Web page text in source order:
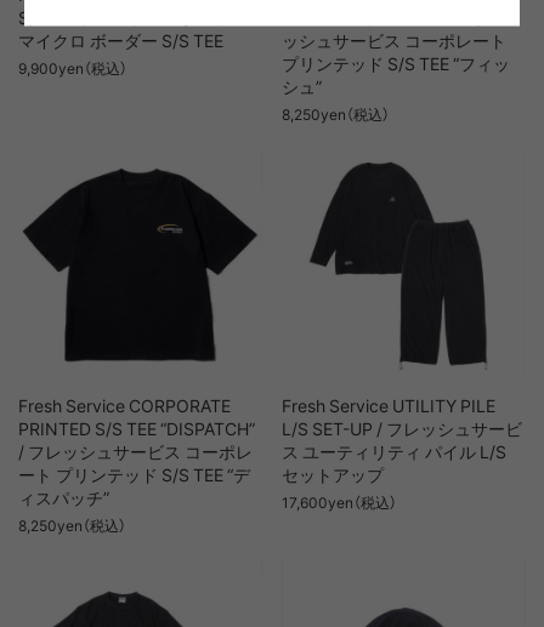
S/S TEE / フレッシュサービス
マイクロ ボーダー S/S TEE
9,900yen（税込）
ッシュサービス コーポレート
プリンテッド S/S TEE “フィッ
シュ”
8,250yen（税込）
Fresh Service CORPORATE
PRINTED S/S TEE “DISPATCH”
/ フレッシュサービス コーポレ
ート プリンテッド S/S TEE “デ
ィスパッチ”
8,250yen（税込）
Fresh Service UTILITY PILE
L/S SET-UP / フレッシュサービ
ス ユーティリティ パイル L/S
セットアップ
17,600yen（税込）